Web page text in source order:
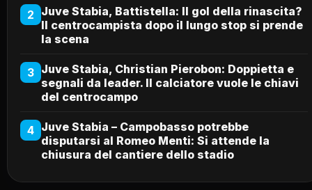
2 Juve Stabia, Battistella: Il gol della rinascita?
Il centrocampista dopo il lungo stop si prende
la scena
3 Juve Stabia, Christian Pierobon: Doppietta e
segnali da leader. Il calciatore vuole le chiavi
del centrocampo
4 Juve Stabia – Campobasso potrebbe
disputarsi al Romeo Menti: Si attende la
chiusura del cantiere dello stadio